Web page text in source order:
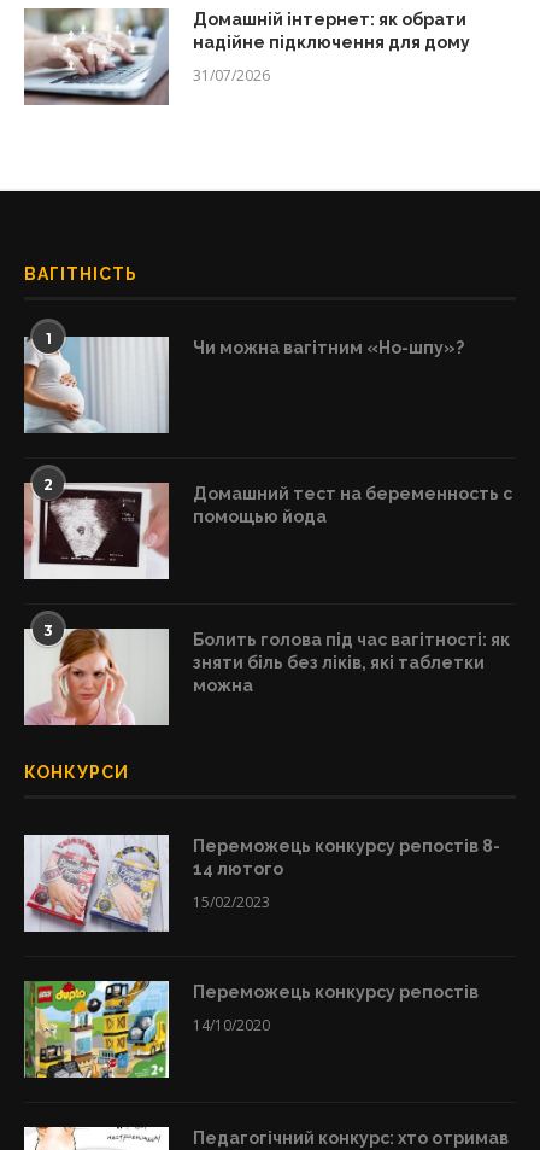
Домашній інтернет: як обрати
надійне підключення для дому
31/07/2026
ВАГІТНІСТЬ
1 Чи можна вагітним «Но-шпу»?
2
Домашний тест на беременность с
помощью йода
3
Болить голова під час вагітності: як
зняти біль без ліків, які таблетки
можна
КОНКУРСИ
Переможець конкурсу репостів 8-
14 лютого
15/02/2023
Переможець конкурсу репостів
14/10/2020
Педагогічний конкурс: хто отримав